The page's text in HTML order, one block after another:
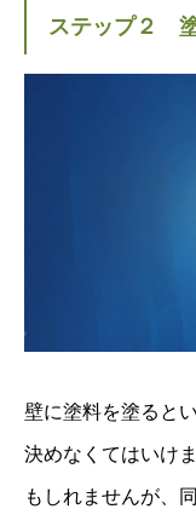
ステップ２
壁に塗料を塗ると
決めなくてはいけ
もしれませんが、